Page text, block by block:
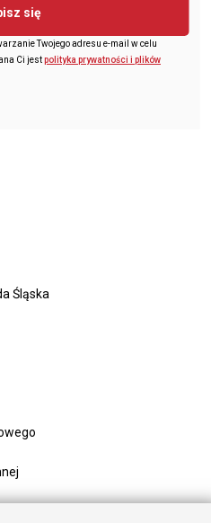
się
Twojego adresu e-mail w celu
Ci jestpolityka prywatności i plików
Śląska